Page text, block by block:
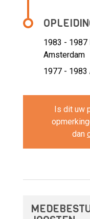
1983 - 1987
Amsterdam
1977 - 1983
Is dit uw
dan